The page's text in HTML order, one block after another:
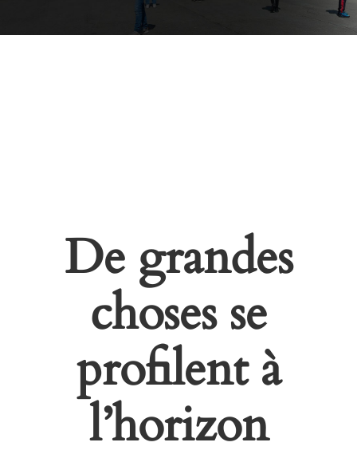
De grandes
choses se
profilent à
l’horizon